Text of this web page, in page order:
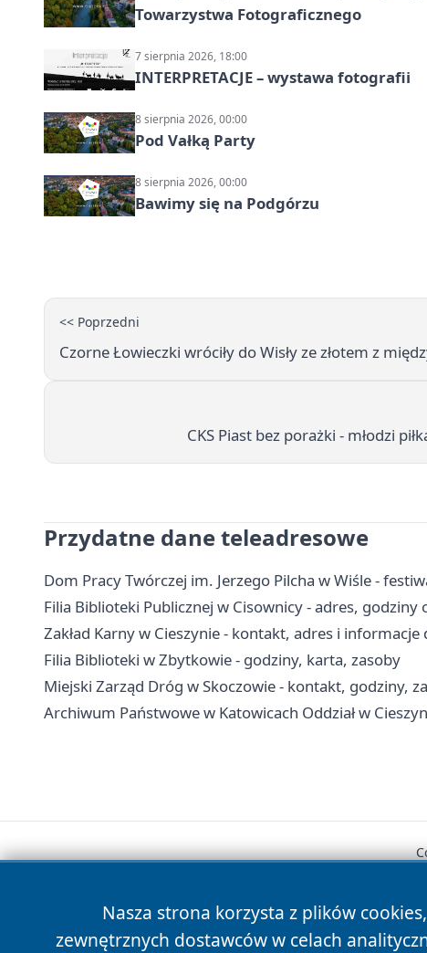
Towarzystwa Fotograficznego
7 sierpnia 2026, 18:00
INTERPRETACJE – wystawa fotografii
8 sierpnia 2026, 00:00
Pod Vałką Party
8 sierpnia 2026, 00:00
Bawimy się na Podgórzu
<< Poprzedni
Czorne Łowieczki wróciły do Wisły ze złotem z
CKS Piast bez porażki - młodzi
Przydatne dane teleadresowe
Dom Pracy Twórczej im. Jerzego Pilcha w Wiśle -
Filia Biblioteki Publicznej w Cisownicy - adres,
Zakład Karny w Cieszynie - kontakt, adres i informacje
Filia Biblioteki w Zbytkowie - godziny, karta, zasoby
Miejski Zarząd Dróg w Skoczowie - kontakt, godziny,
Archiwum Państwowe w Katowicach Oddział w
Nasza strona korzysta z plików
zewnętrznych dostawców w celach